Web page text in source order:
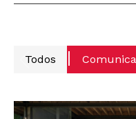
Todos